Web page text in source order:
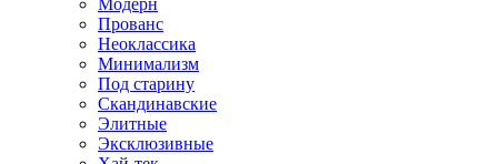
Модерн
Прованс
Неоклассика
Минимализм
Под старину
Скандинавские
Элитные
Эксклюзивные